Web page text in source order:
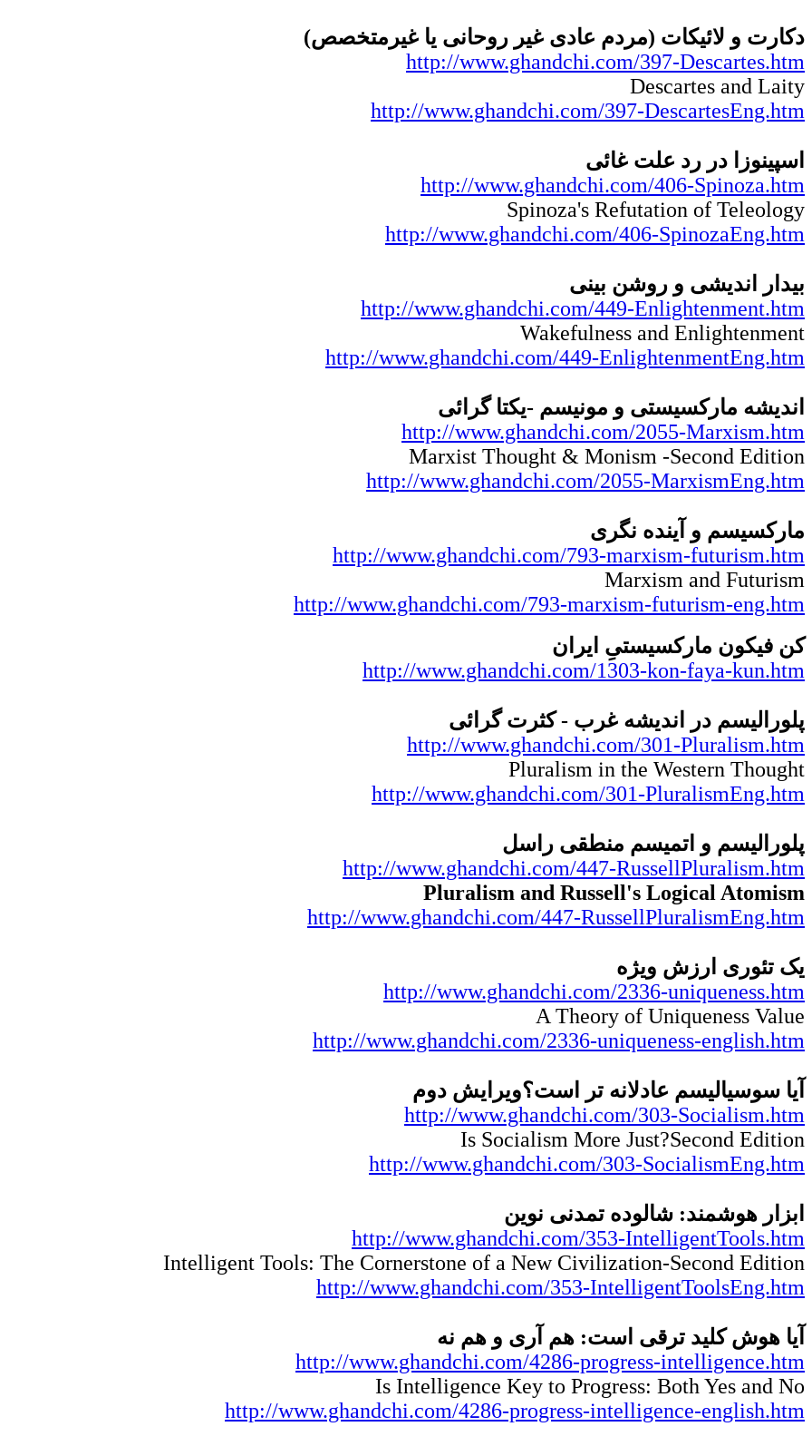
دکارت و لائیکات (مردم عادی غیر روحانی یا غیرمتخصص)
http://www.ghandchi.com/397-Descartes.htm
Descartes and Laity
http://www.ghandchi.com/397-DescartesEng.htm
اسپینوزا در رد علت غائی
http://www.ghandchi.com/406-Spinoza.htm
Spinoza's Refutation of Teleology
http://www.ghandchi.com/406-SpinozaEng.htm
بیدار اندیشی و روشن بینی
http://www.ghandchi.com/449-Enlightenment.htm
Wakefulness and Enlightenment
http://www.ghandchi.com/449-EnlightenmentEng.htm
اندیشه مارکسیستی و مونیسم -یکتا گرائی
http://www.ghandchi.com/2055-Marxism.htm
Marxist Thought & Monism -Second Edition
http://www.ghandchi.com/2055-MarxismEng.htm
مارکسیسم و آینده نگری
http://www.ghandchi.com/793-marxism-futurism.htm
Marxism and Futurism
http://www.ghandchi.com/793-marxism-futurism-eng.htm
کن فیکون مارکسیستیِ ایران
http://www.ghandchi.com/1303-kon-faya-kun.htm
پلورالیسم در اندیشه غرب - کثرت گرائی
http://www.ghandchi.com/301-Pluralism.htm
Pluralism in the Western Thought
http://www.ghandchi.com/301-PluralismEng.htm
پلورالیسم و اتمیسم منطقی راسل
http://www.ghandchi.com/447-RussellPluralism.htm
Pluralism and Russell's Logical Atomism
http://www.ghandchi.com/447-RussellPluralismEng.htm
یک تئوری ارزش ویژه
http://www.ghandchi.com/2336-uniqueness.htm
A Theory of Uniqueness Value
http://www.ghandchi.com/2336-uniqueness-english.htm
آیا سوسیالیسم عادلانه تر است؟ویرایش دوم
http://www.ghandchi.com/303-Socialism.htm
Is Socialism More Just?Second Edition
http://www.ghandchi.com/303-SocialismEng.htm
ابزار هوشمند: شالوده تمدنی نوین
http://www.ghandchi.com/353-IntelligentTools.htm
Intelligent Tools: The Cornerstone of a New Civilization-Second Edition
http://www.ghandchi.com/353-IntelligentToolsEng.htm
آیا هوش کلید ترقی است: هم آری و هم نه
http://www.ghandchi.com/4286-progress-intelligence.htm
Is Intelligence Key to Progress: Both Yes and No
http://www.ghandchi.com/4286-progress-intelligence-english.htm